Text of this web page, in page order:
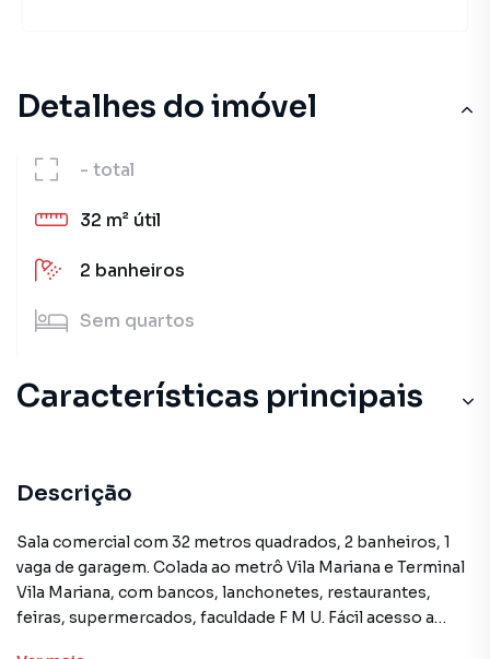
Detalhes do imóvel
- total
32 m² útil
2 banheiros
Sem quartos
Características principais
Descrição
Sala comercial com 32 metros quadrados, 2 banheiros, 1
vaga de garagem. Colada ao metrô Vila Mariana e Terminal
Vila Mariana, com bancos, lanchonetes, restaurantes,
feiras, supermercados, faculdade F M U. Fácil acesso a